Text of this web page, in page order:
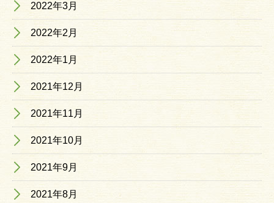
2022年3月
2022年2月
2022年1月
2021年12月
2021年11月
2021年10月
2021年9月
2021年8月